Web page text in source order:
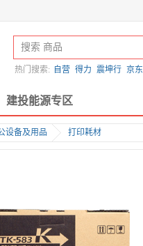
热门搜索: 自营 得力 震坤行 京东
建投能源专区
设备及用品 打印耗材